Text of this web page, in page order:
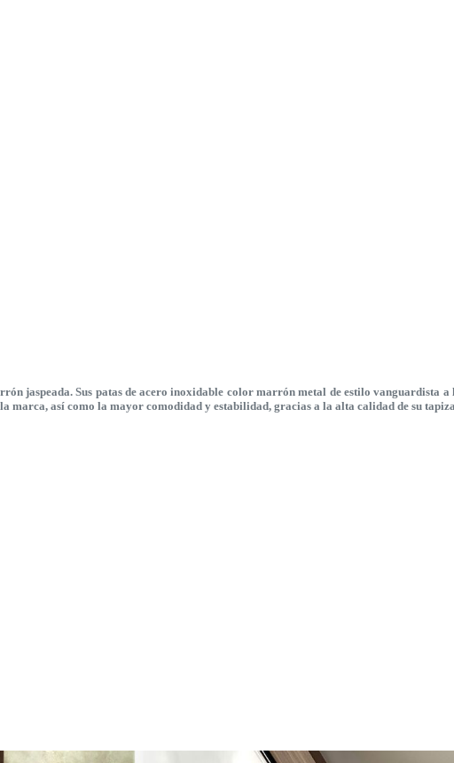
jaspeada. Sus patas de acero inoxidable color marrón metal de estilo vanguardista
marca, así como la mayor comodidad y estabilidad, gracias a la alta calidad de su